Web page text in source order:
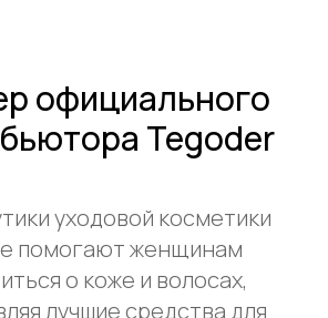
официального
Tegoder
уходовой косметики
помогают женщинам
о коже и волосах,
лучшие средства для